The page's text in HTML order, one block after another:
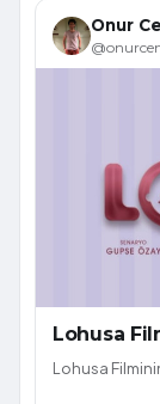
Onur
Lohusa
Lohusa